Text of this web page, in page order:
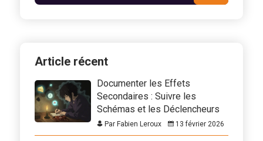
Article récent
Documenter les Effets
Secondaires : Suivre les
Schémas et les Déclencheurs
Par Fabien Leroux 13 février 2026